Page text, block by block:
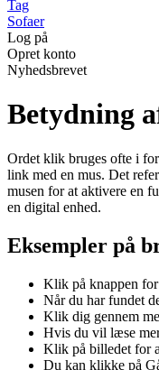
Tag
Sofaer
Log på
Opret konto
Nyhedsbrevet
Betydning
Ordet klik bruges ofte i
link med en mus. Det
musen for at aktivere en
en digital enhed.
Eksempler på
Klik på knappen
Når du har fundet
Klik dig gennem
Hvis du vil læse
Klik på billedet for
Du kan klikke på